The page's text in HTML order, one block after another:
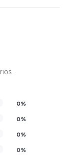
0%
0%
0%
0%